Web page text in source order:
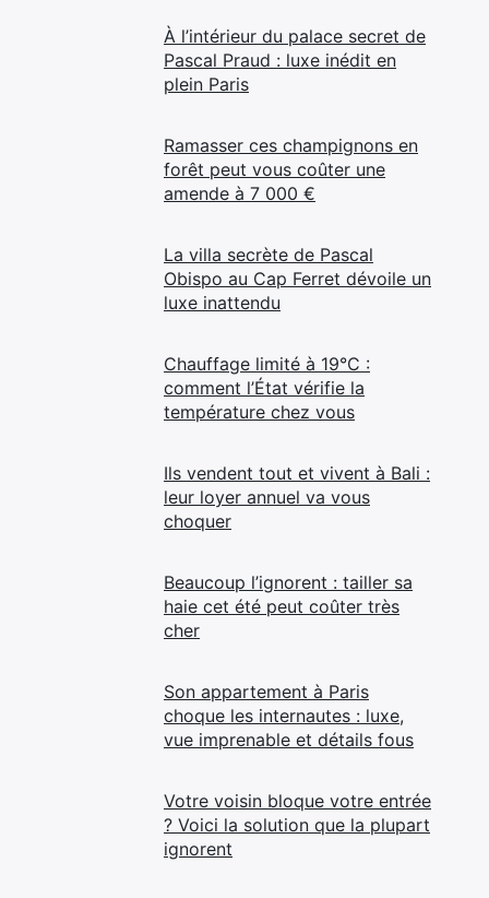
À l’intérieur du palace secret de
Pascal Praud : luxe inédit en
plein Paris
Ramasser ces champignons en
forêt peut vous coûter une
amende à 7 000 €
La villa secrète de Pascal
Obispo au Cap Ferret dévoile un
luxe inattendu
Chauffage limité à 19°C :
comment l’État vérifie la
température chez vous
Ils vendent tout et vivent à Bali :
leur loyer annuel va vous
choquer
Beaucoup l’ignorent : tailler sa
haie cet été peut coûter très
cher
Son appartement à Paris
choque les internautes : luxe,
vue imprenable et détails fous
Votre voisin bloque votre entrée
? Voici la solution que la plupart
ignorent